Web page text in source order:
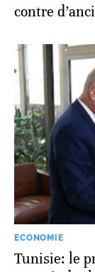
contre
ECONOMIE
Tunisie: le